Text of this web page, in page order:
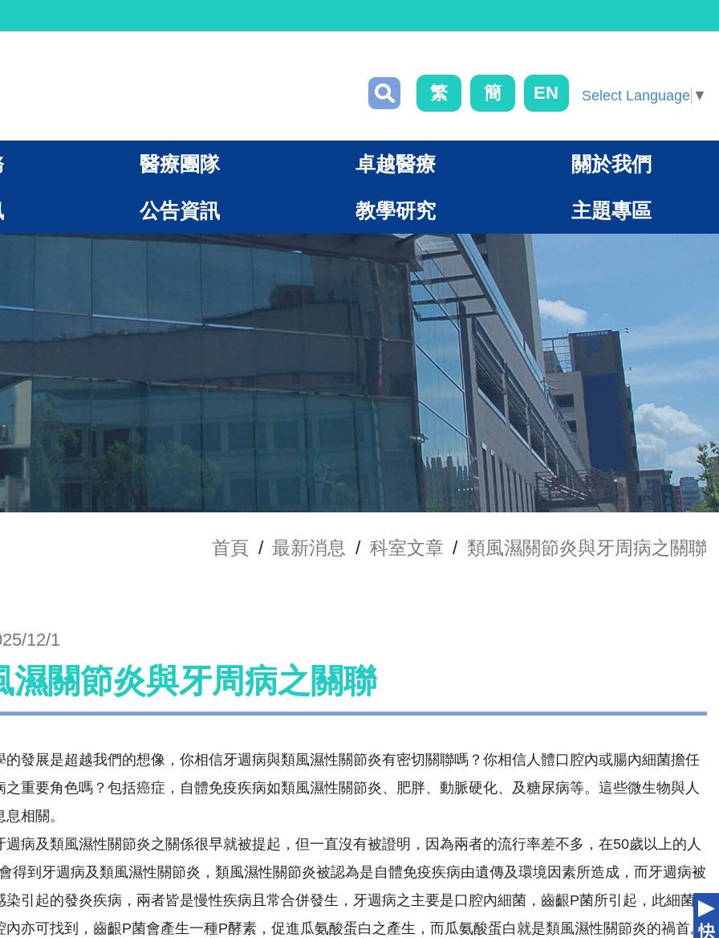
繁 簡 EN Select Language ▼
醫療團隊 卓越醫療 關於我們
公告資訊 教學研究 主題專區
首頁 / 最新消息 / 科室文章 / 類風濕關節炎與牙周病之關聯
12/1
濕關節炎與牙周病之關聯
的發展是超越我們的想像，你相信牙週病與類風濕性關節炎有密切關聯嗎？你相信人體口腔內或腸內細菌擔任
之重要角色嗎？包括癌症，自體免疫疾病如類風濕性關節炎、肥胖、動脈硬化、及糖尿病等。這些微生物與人
相關。
週病及類風濕性關節炎之關係很早就被提起，但一直沒有被證明，因為兩者的流行率差不多，在50歲以上的人
得到牙週病及類風濕性關節炎，類風濕性關節炎被認為是自體免疫疾病由遺傳及環境因素所造成，而牙週病被
染引起的發炎疾病，兩者皆是慢性疾病且常合併發生，牙週病之主要是口腔內細菌，齒齦P菌所引起，此細菌
內亦可找到，齒齦P菌會產生一種P酵素，促進瓜氨酸蛋白之產生，而瓜氨酸蛋白就是類風濕性關節炎的禍首,